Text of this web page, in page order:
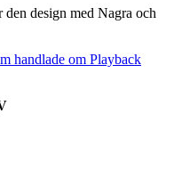
design med Nagra och
handlade om Playback